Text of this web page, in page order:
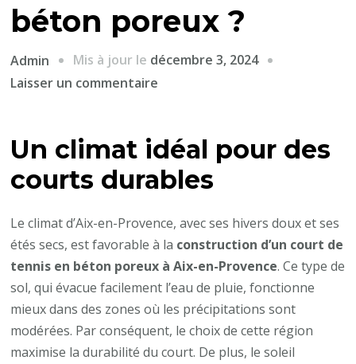
béton poreux ?
Admin Mis à jour le décembre 3, 2024
Laisser un commentaire
localisation
géographique
à
en-
Provence
joue-
t-
elle
un
Un climat idéal pour des
courts durables
Le climat d’Aix-en-Provence, avec ses hivers doux et ses
étés secs, est favorable à la construction d’un court de
tennis en béton poreux à Aix-en-Provence. Ce type de
sol, qui évacue facilement l’eau de pluie, fonctionne
mieux dans des zones où les précipitations sont
modérées. Par conséquent, le choix de cette région
maximise la durabilité du court. De plus, le soleil